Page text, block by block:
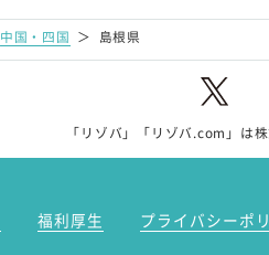
中国・四国 ＞ 島根県
「リゾバ」「リゾバ.com」は
福利厚生 プライバシーポ